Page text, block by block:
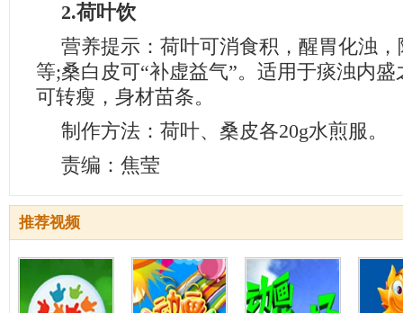
2.荷叶饮
营养提示：荷叶可消食积，醒胃化浊
等;桑白皮可“补虚益气”。适用于痰浊内
可转瘦，身材苗条。
制作方法：荷叶、桑皮各20g水煎服。
责编：焦莹
推荐视频